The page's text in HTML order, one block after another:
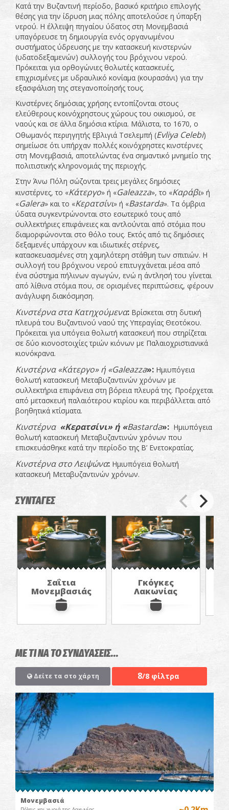
Κατά την Βυζαντινή περίοδο, βασικό κριτήριο επιλογής
θέσης για την ίδρυση μιας πόλης αποτελούσε η ύπαρξη
νερού. Η έλλειψη πηγαίου ύδατος στη Μονεμβασιά
υπαγόρευσε τη δημιουργία ενός οργανωμένου
συστήματος ύδρευσης με την κατασκευή κινστερνών
(υδατοδεξαμενών) συλλογής του βρόχινου νερού.
Πρόκειται για ορθογώνιες θολωτές κατασκευές,
επιχρισμένες με υδραυλικό κονίαμα (κουρασάνι) για την
εξασφάλιση της στεγανοποίησής τους.
Κινστέρνες δημόσιας χρήσης εντοπίζονται στους
ελεύθερους κοινόχρηστους χώρους του οικισμού, σε
ναούς και σε άλλα δημόσια κτίρια. Μάλιστα, το 1670, ο
Οθωμανός περιηγητής Εβλιγιά Τσελεμπή (Evliya Celebi)
σημείωσε ότι υπήρχαν πολλές κοινόχρηστες κινστέρνες
στη Μονεμβασιά, αποτελώντας ένα σημαντικό μνημείο της
πολιτιστικής κληρονομιάς της περιοχής.
Στην Άνω Πόλη σώζονται τρεις μεγάλες δημόσιες
κινστέρνες, το «Κάτεργο» ή «Galeazza», το «Καράβι» ή
«Galera» και το «Κερατσίνι» ή «Bastarda». Τα όμβρια
ύδατα συγκεντρώνονται στο εσωτερικό τους από
συλλεκτήριες επιφάνειες και αντλούνται από στόμια που
διαμορφώνονται στο θόλο τους. Εκτός από τις δημόσιες
δεξαμενές υπάρχουν και ιδιωτικές στέρνες,
κατασκευασμένες στη χαμηλότερη στάθμη των σπιτιών. Η
συλλογή του βρόχινου νερού επιτυγχάνεται μέσα από
ένα σύστημα πήλινων αγωγών, ενώ η άντλησή του γίνεται
από λίθινα στόμια που, σε ορισμένες περιπτώσεις, φέρουν
ανάγλυφη διακόσμηση.
Κινστέρνα στα Κατηχούμενα: Βρίσκεται στη δυτική
πλευρά του Βυζαντινού ναού της Υπεραγίας Θεοτόκου.
Πρόκειται για υπόγεια θολωτή κατασκευή που στηρίζεται
σε δύο κιονοστοιχίες τριών κιόνων με Παλαιοχριστιανικά
κιονόκρανα.
Κινστέρνα «Κάτεργο» ή «Galeazza»: Ημιυπόγεια
θολωτή κατασκευή Μεταβυζαντινών χρόνων με
συλλεκτήρια επιφάνεια στη βόρεια πλευρά της. Προέρχεται
από μετασκευή παλαιότερου κτιρίου και περιβάλλεται από
βοηθητικά κτίσματα.
Κινστέρνα «Κερατσίνι» ή «Bastarda»: Ημιυπόγεια
θολωτή κατασκευή Μεταβυζαντινών χρόνων που
επισκευάσθηκε κατά την περίοδο της Β’ Ενετοκρατίας.
Κινστέρνα στο Λειψώνα: Ημιυπόγεια θολωτή
κατασκευή Μεταβυζαντινών χρόνων.
ΣΥΝΤΑΓΕΣ
Σαΐτια
Μονεμβασιάς
Γκόγκες
Λακωνίας
ΜΕ ΤΙ ΝΑ ΤΟ ΣΥΝΔΥΑΣΕΙΣ...
Δείτε τα στο χάρτη 8/8 φίλτρα
Μονεμβασιά